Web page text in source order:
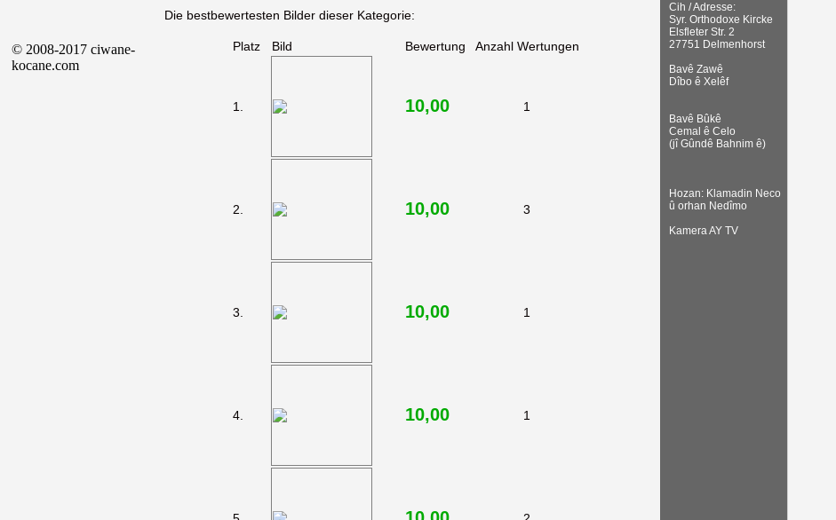
© 2008-2017 ciwane-
kocane.com
Die bestbewertesten Bilder dieser Kategorie:
Platz Bild Bewertung Anzahl Wertungen
1. 10,00 1
2. 10,00 3
3. 10,00 1
4. 10,00 1
Cih / Adresse:
Syr. Orthodoxe Kircke
Elsfleter Str. 2
27751 Delmenhorst
Bavê Zawê
Dîbo ê Xelêf
Bavê Bûkê
Cemal ê Celo
(jî Gûndê Bahnim ê)
Hozan: Klamadin Neco
û orhan Nedîmo
Kamera AY TV